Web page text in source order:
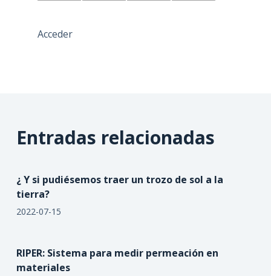
Acceder
Entradas relacionadas
¿ Y si pudiésemos traer un trozo de sol a la
tierra?
2022-07-15
RIPER: Sistema para medir permeación en
materiales